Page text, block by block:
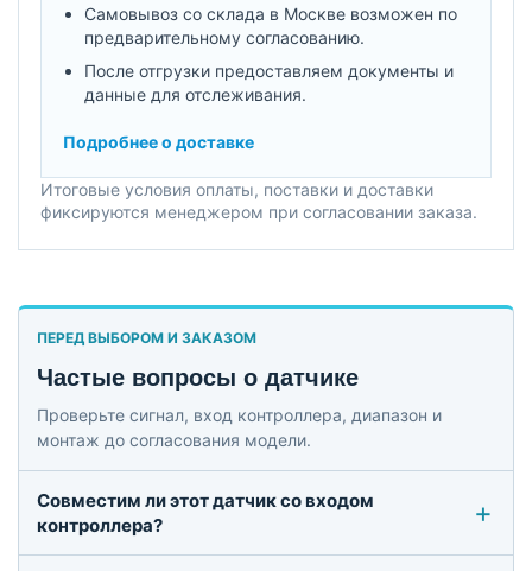
Самовывоз со склада в Москве возможен по
предварительному согласованию.
После отгрузки предоставляем документы и
данные для отслеживания.
Подробнее о доставке
Итоговые условия оплаты, поставки и доставки
фиксируются менеджером при согласовании заказа.
ПЕРЕД ВЫБОРОМ И ЗАКАЗОМ
Частые вопросы о датчике
Проверьте сигнал, вход контроллера, диапазон и
монтаж до согласования модели.
Совместим ли этот датчик со входом
контроллера?